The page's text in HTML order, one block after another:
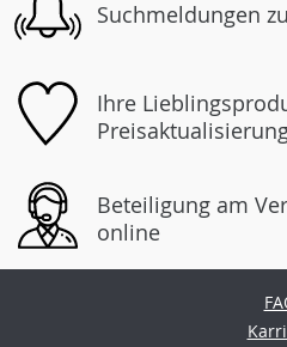
Suchmeldungen
Ihre
Beteiligung am
online